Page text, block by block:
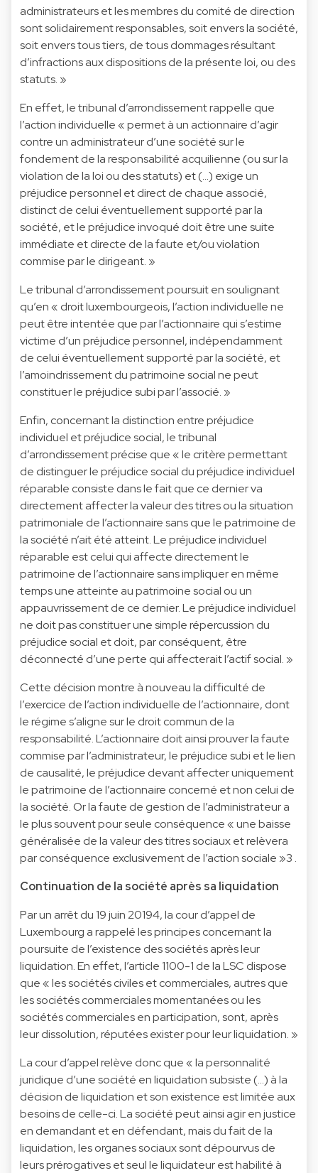
administrateurs et les membres du comité de direction
sont solidairement responsables, soit envers la société,
soit envers tous tiers, de tous dommages résultant
d’infractions aux dispositions de la présente loi, ou des
statuts. »
En effet, le tribunal d’arrondissement rappelle que
l’action individuelle « permet à un actionnaire d’agir
contre un administrateur d’une société sur le
fondement de la responsabilité acquilienne (ou sur la
violation de la loi ou des statuts) et (…) exige un
préjudice personnel et direct de chaque associé,
distinct de celui éventuellement supporté par la
société, et le préjudice invoqué doit être une suite
immédiate et directe de la faute et/ou violation
commise par le dirigeant. »
Le tribunal d’arrondissement poursuit en soulignant
qu’en « droit luxembourgeois, l’action individuelle ne
peut être intentée que par l’actionnaire qui s’estime
victime d’un préjudice personnel, indépendamment
de celui éventuellement supporté par la société, et
l’amoindrissement du patrimoine social ne peut
constituer le préjudice subi par l’associé. »
Enfin, concernant la distinction entre préjudice
individuel et préjudice social, le tribunal
d’arrondissement précise que « le critère permettant
de distinguer le préjudice social du préjudice individuel
réparable consiste dans le fait que ce dernier va
directement affecter la valeur des titres ou la situation
patrimoniale de l’actionnaire sans que le patrimoine de
la société n’ait été atteint. Le préjudice individuel
réparable est celui qui affecte directement le
patrimoine de l’actionnaire sans impliquer en même
temps une atteinte au patrimoine social ou un
appauvrissement de ce dernier. Le préjudice individuel
ne doit pas constituer une simple répercussion du
préjudice social et doit, par conséquent, être
déconnecté d’une perte qui affecterait l’actif social. »
Cette décision montre à nouveau la difficulté de
l’exercice de l’action individuelle de l’actionnaire, dont
le régime s’aligne sur le droit commun de la
responsabilité. L’actionnaire doit ainsi prouver la faute
commise par l’administrateur, le préjudice subi et le lien
de causalité, le préjudice devant affecter uniquement
le patrimoine de l’actionnaire concerné et non celui de
la société. Or la faute de gestion de l’administrateur a
le plus souvent pour seule conséquence « une baisse
généralisée de la valeur des titres sociaux et relèvera
par conséquence exclusivement de l’action sociale »3 .
Continuation de la société après sa liquidation
Par un arrêt du 19 juin 20194, la cour d’appel de
Luxembourg a rappelé les principes concernant la
poursuite de l’existence des sociétés après leur
liquidation. En effet, l’article 1100-1 de la LSC dispose
que « les sociétés civiles et commerciales, autres que
les sociétés commerciales momentanées ou les
sociétés commerciales en participation, sont, après
leur dissolution, réputées exister pour leur liquidation. »
La cour d’appel relève donc que « la personnalité
juridique d’une société en liquidation subsiste (…) à la
décision de liquidation et son existence est limitée aux
besoins de celle-ci. La société peut ainsi agir en justice
en demandant et en défendant, mais du fait de la
liquidation, les organes sociaux sont dépourvus de
leurs prérogatives et seul le liquidateur est habilité à